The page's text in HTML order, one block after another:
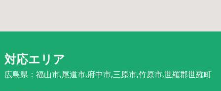
対応エリア
広島県：福山市,尾道市,府中市,三原市,竹原市,世羅郡世羅町